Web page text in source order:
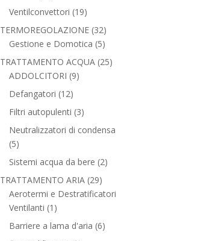
prodotti
Ventilconvettori 1919
prodotti
TERMOREGOLAZIONE 3232
prodotti
Gestione e Domotica 55
prodotti
TRATTAMENTO ACQUA 2525
ADDOLCITORI 99
Defangatori 1212
prodotti
Filtri autopulenti 33
prodotti
Neutralizzatori di condensa
55
prodotti
Sistemi acqua da bere 22
TRATTAMENTO ARIA 2929
prodotti
Aerotermi e Destratificatori
Ventilanti 1 1
prodotto
Barriere a lama d'aria 66